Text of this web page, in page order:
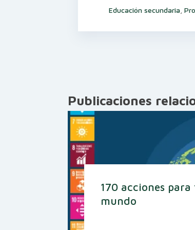
Educación secundaria
Publicaciones
170 acciones
mundo